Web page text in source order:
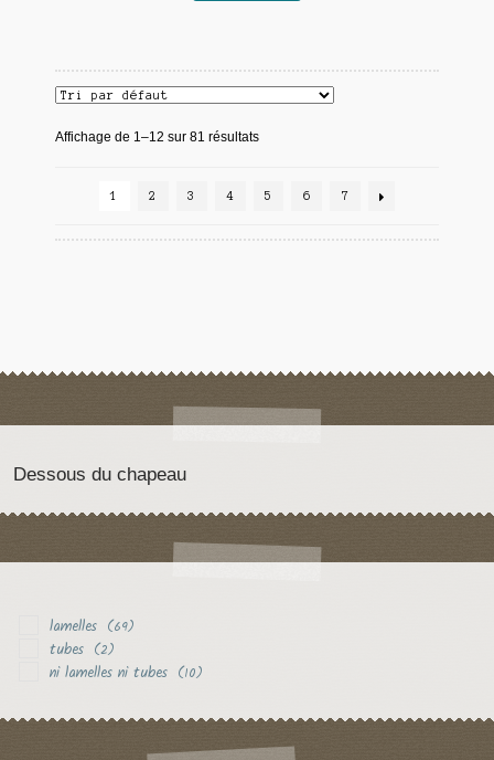
Affichage de 1–12 sur 81 résultats
1 2 3 4 5 6 7
Dessous du chapeau
lamelles (69)
tubes (2)
ni lamelles ni tubes (10)